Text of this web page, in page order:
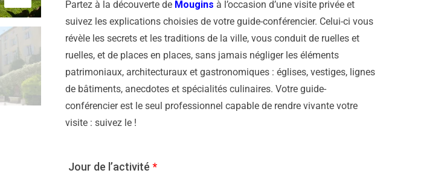
Partez à la découverte de Mougins à l’occasion d’une visite privée et
suivez les explications choisies de votre guide-conférencier. Celui-ci vous
révèle les secrets et les traditions de la ville, vous conduit de ruelles et
ruelles, et de places en places, sans jamais négliger les éléments
patrimoniaux, architecturaux et gastronomiques : églises, vestiges, lignes
de bâtiments, anecdotes et spécialités culinaires. Votre guide-
conférencier est le seul professionnel capable de rendre vivante votre
visite : suivez le !
Jour de l’activité *